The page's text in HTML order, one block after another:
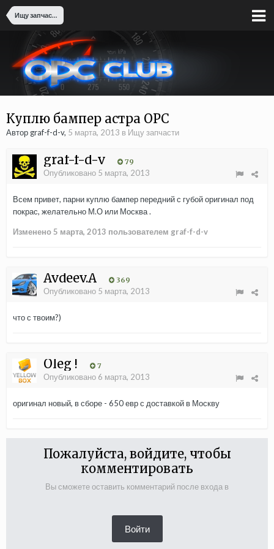
Ищу запчасти
Куплю бампер астра OPC
Автор graf-f-d-v, 5 марта, 2013 в Ищу запчасти
graf-f-d-v 79
Опубликовано 5 марта, 2013
Всем привет, парни куплю бампер передний с губой оригинал под
покрас, желательно М.О или Москва .
Изменено5 марта, 2013 пользователем graf-f-d-v
Avdeev.A 369
Опубликовано 5 марта, 2013
что с твоим?)
Oleg ! 7
Опубликовано 6 марта, 2013
оригинал новый, в сборе - 650 евр с доставкой в Москву
Пожалуйста, войдите, чтобы
комментировать
Вы сможете оставить комментарий после входа в
Войти